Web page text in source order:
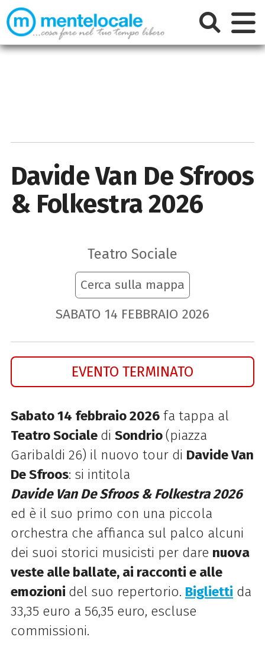
Davide Van De Sfroos
& Folkestra 2026
Teatro Sociale
Cerca sulla mappa
SABATO 14 FEBBRAIO 2026
EVENTO TERMINATO
Sabato 14 febbraio 2026fa tappa al
Teatro Sociale di Sondrio(piazza
Garibaldi 26) il nuovo tour di Davide Van
De Sfroos: si intitola
Davide Van De Sfroos& Folkestra 2026
ed è il suo primo con una piccola
orchestra che affianca sul palco alcuni
dei suoi storici musicisti per dare nuova
veste alle ballate, ai racconti e alle
emozioni del suo repertorio. Biglietti da
33,35 euro a 56,35 euro, escluse
commissioni.